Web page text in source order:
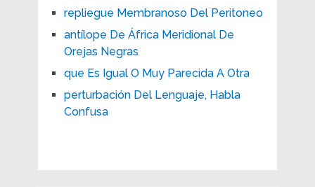
repliegue Membranoso Del Peritoneo
antílope De África Meridional De
Orejas Negras
que Es Igual O Muy Parecida A Otra
perturbación Del Lenguaje, Habla
Confusa